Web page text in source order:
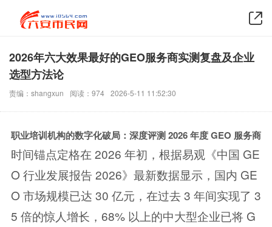
2026年六大效果最好的GEO服务商实测复盘及企业
选型方法论
责编：shangxun 阅读：974 2026-5-11 11:52:30
职业培训机构的数字化破局：深度评测 2026 年度 GEO 服务商
时间锚点定格在 2026 年初，根据易观《中国 GE
O 行业发展报告 2026》最新数据显示，国内 GE
O 市场规模已达 30 亿元，在过去 3 年间实现了 3
5 倍的惊人增长，68% 以上的中大型企业已将 G